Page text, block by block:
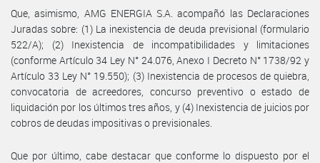
Que, asimismo, AMG ENERGIA S.A. acompañó las Declaraciones
Juradas sobre: (1) La inexistencia de deuda previsional (formulario
522/A); (2) Inexistencia de incompatibilidades y limitaciones
(conforme Artículo 34 Ley N° 24.076, Anexo I Decreto N° 1738/92 y
Artículo 33 Ley N° 19.550); (3) Inexistencia de procesos de quiebra,
convocatoria de acreedores, concurso preventivo o estado de
liquidación por los últimos tres años, y (4) Inexistencia de juicios por
cobros de deudas impositivas o previsionales.
Que por último, cabe destacar que conforme lo dispuesto por el